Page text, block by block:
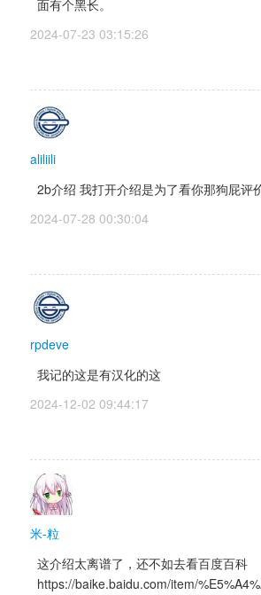
面有个黑长。
2024-07-23 03:15:26
aliliili
2b介绍 我打开介绍是为了看你那狗屁评
2024-07-28 00:30:04
rpdeve
我记的这是有汉化的这
2024-12-02 09:44:17
米-粒
这介绍太离谱了，还不如去看百度百科
https://baike.baidu.com/item/